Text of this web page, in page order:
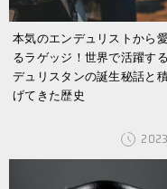
本気のエンデュリストから
るラゲッジ！世界で活躍す
デュリスタンの誕生秘話と
げてきた歴史